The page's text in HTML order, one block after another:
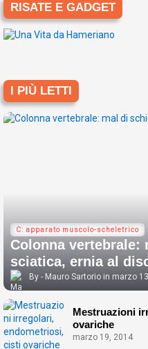
RISATE E GADGET
I PIÙ LETTI
C: apparato muscolo-scheletrico
Colonna vertebrale:
sciatica, ernia al
Mauro Sartorio marzo
Mestruazioni
ovariche
marzo 19, 2014